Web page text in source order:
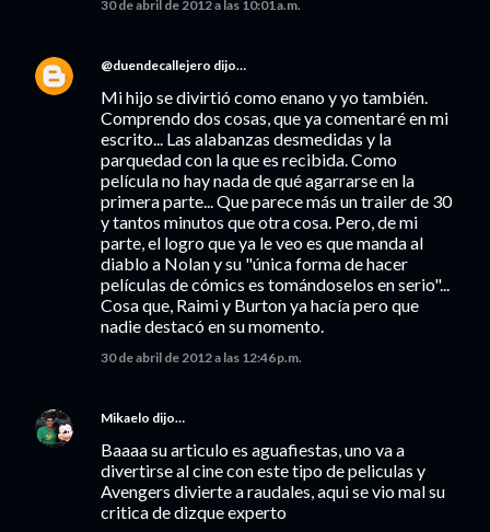
30 de abril de 2012 a las 10:01 a.m.
@duendecallejero dijo…
Mi hijo se divirtió como enano y yo también.
Comprendo dos cosas, que ya comentaré en mi
escrito... Las alabanzas desmedidas y la
parquedad con la que es recibida. Como
película no hay nada de qué agarrarse en la
primera parte... Que parece más un trailer de 30
y tantos minutos que otra cosa. Pero, de mi
parte, el logro que ya le veo es que manda al
diablo a Nolan y su "única forma de hacer
películas de cómics es tomándoselos en serio"...
Cosa que, Raimi y Burton ya hacía pero que
nadie destacó en su momento.
30 de abril de 2012 a las 12:46 p.m.
Mikaelo dijo…
Baaaa su articulo es aguafiestas, uno va a
divertirse al cine con este tipo de peliculas y
Avengers divierte a raudales, aqui se vio mal su
critica de dizque experto